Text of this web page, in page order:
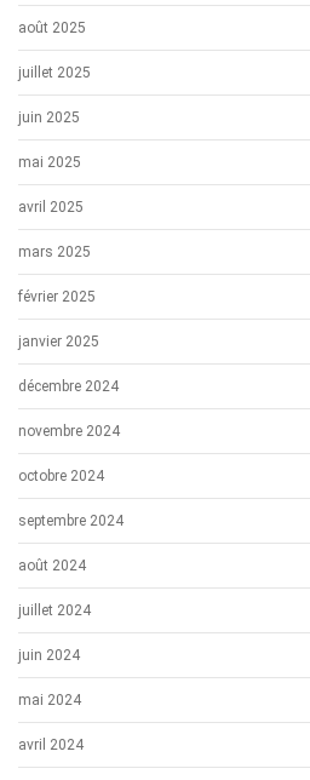
août 2025
juillet 2025
juin 2025
mai 2025
avril 2025
mars 2025
février 2025
janvier 2025
décembre 2024
novembre 2024
octobre 2024
septembre 2024
août 2024
juillet 2024
juin 2024
mai 2024
avril 2024